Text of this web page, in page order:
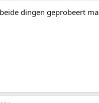
dingen geprobeert